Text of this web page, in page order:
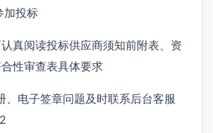
加投标
真阅读投标供应商须知前附表、资
性审查表具体要求
、电子签章问题及时联系后台客服